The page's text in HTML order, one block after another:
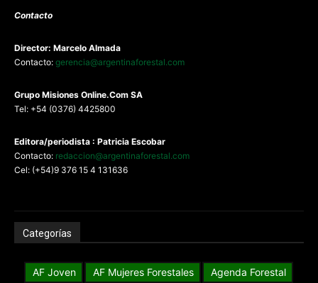
Contacto
Director: Marcelo Almada
Contacto: gerencia@argentinaforestal.com
Grupo Misiones Online.Com SA
Tel: +54 (0376) 4425800
Editora/periodista : Patricia Escobar
Contacto: redaccion@argentinaforestal.com
Cel: (+54)9 376 15 4 131636
Categorías
AF Joven AF Mujeres Forestales
Agenda Forestal